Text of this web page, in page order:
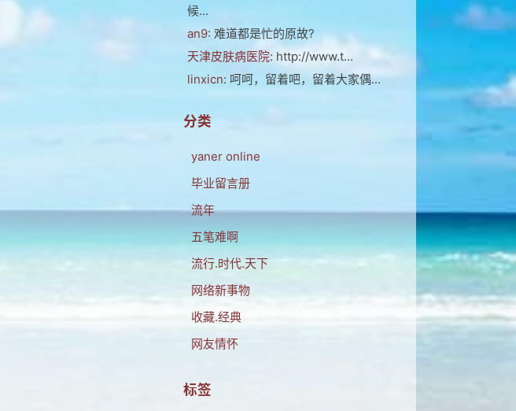
候...
an9: 难道都是忙的原故?
天津皮肤病医院: http://www.t...
linxicn: 呵呵，留着吧，留着大家偶...
分类
yaner online
毕业留言册
流年
五笔难啊
流行.时代.天下
网络新事物
收藏.经典
网友情怀
标签